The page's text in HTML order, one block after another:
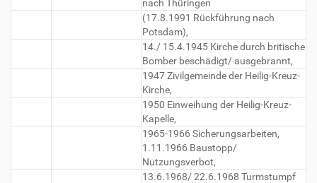
nach Thüringen
(17.8.1991 Rückführung nach
Potsdam),
14./ 15.4.1945 Kirche durch britische
Bomber beschädigt/ ausgebrannt,
1947 Zivilgemeinde der Heilig-Kreuz-
Kirche,
1950 Einweihung der Heilig-Kreuz-
Kapelle,
1965-1966 Sicherungsarbeiten,
1.11.1966 Baustopp/
Nutzungsverbot,
13.6.1968/ 22.6.1968 Turmstumpf